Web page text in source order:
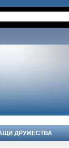
ДРУЖЕСТВА